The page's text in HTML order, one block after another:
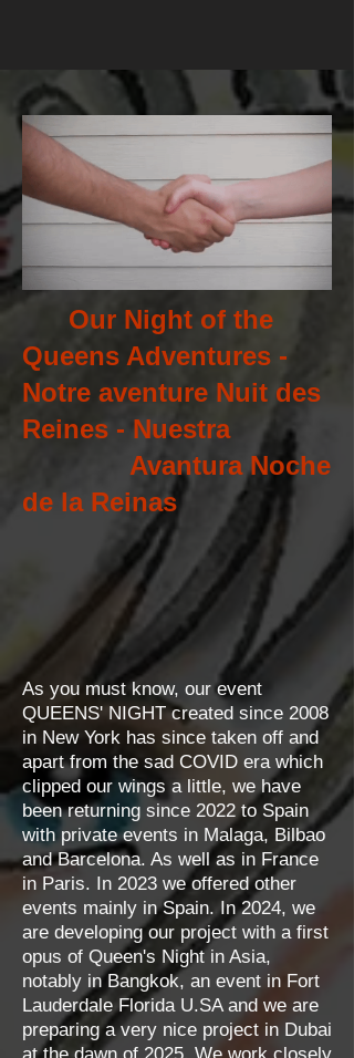
Our Night of the
Queens Adventures -
Notre aventure Nuit des
Reines - Nuestra
Avantura Noche
de la Reinas
As you must know, our event
QUEENS' NIGHT created since 2008
in New York has since taken off and
apart from the sad COVID era which
clipped our wings a little, we have
been returning since 2022 to Spain
with private events in Malaga, Bilbao
and Barcelona. As well as in France
in Paris. In 2023 we offered other
events mainly in Spain. In 2024, we
are developing our project with a first
opus of Queen's Night in Asia,
notably in Bangkok, an event in Fort
Lauderdale Florida U.SA and we are
preparing a very nice project in Dubai
at the dawn of 2025. We work closely